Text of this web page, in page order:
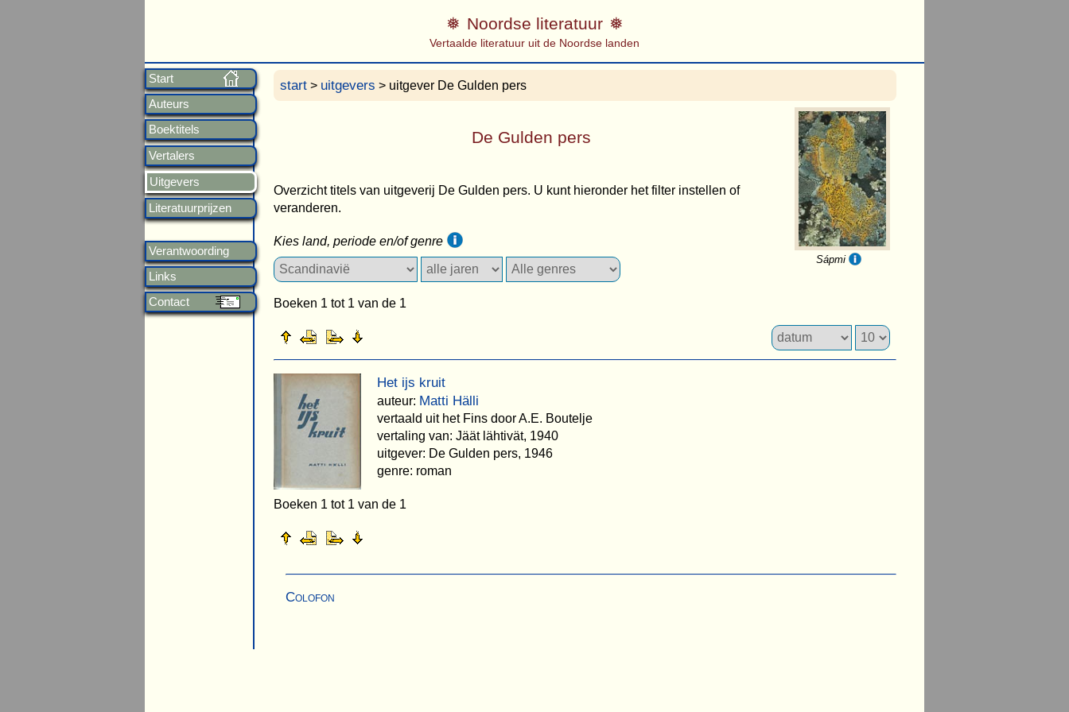
Start
Auteurs
Boektitels
Vertalers
Uitgevers
Literatuurprijzen
Verantwoording
Links
Contact
Noordse literatuur
Vertaalde literatuur uit de Noordse landen
start > uitgevers > uitgever De Gulden pers
Sápmi
De Gulden pers
Overzicht titels van uitgeverij De Gulden pers. U kunt hieronder het filter instellen of
veranderen.
Kies land, periode en/of genre
Boeken 1 tot 1 van de 1
Het ijs kruit
auteur: Matti Hälli
vertaald uit het Fins door A.E. Boutelje
vertaling van: Jäät lähtivät, 1940
uitgever: De Gulden pers, 1946
genre: roman
Boeken 1 tot 1 van de 1
Colofon